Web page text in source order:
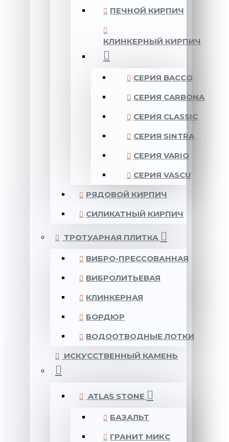
ПЕЧНОЙ КИРПИЧ
КЛИНКЕРНЫЙ КИРПИЧ
CЕРИЯ BACCO
CЕРИЯ CARBONA
CЕРИЯ CLASSIC
CЕРИЯ SINTRA
CЕРИЯ VARIO
CЕРИЯ VASCU
РЯДОВОЙ КИРПИЧ
СИЛИКАТНЫЙ КИРПИЧ
ТРОТУАРНАЯ ПЛИТКА
ВИБРО-ПРЕССОВАННАЯ
ВИБРОЛИТЬЕВАЯ
КЛИНКЕРНАЯ
БОРДЮР
ВОДООТВОДНЫЕ ЛОТКИ
ИСКУССТВЕННЫЙ КАМЕНЬ
ATLAS STONE
БАЗАЛЬТ
ГРАНИТ МИКС